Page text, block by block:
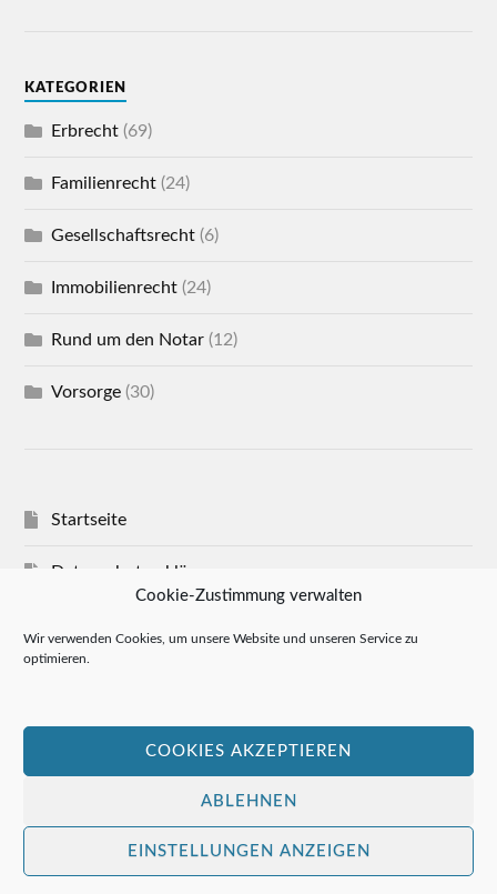
Cookie-Zustimmung verwalten
Wir verwenden Cookies, um unsere Website und unseren Service zu
optimieren.
COOKIES AKZEPTIEREN
ABLEHNEN
EINSTELLUNGEN ANZEIGEN
KATEGORIEN
Erbrecht (69)
Familienrecht (24)
Gesellschaftsrecht (6)
Immobilienrecht (24)
Rund um den Notar (12)
Vorsorge (30)
Startseite
Datenschutzerklärung
Allgemeine Geschäftsbedingungen
RATGEBER NOTAR